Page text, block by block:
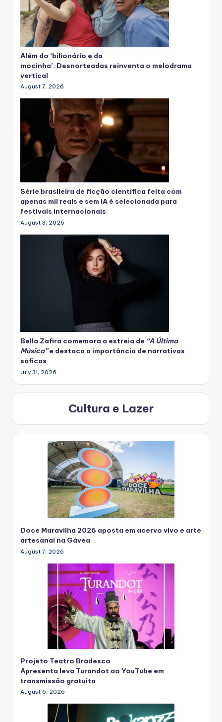
Além do ‘bilionário e da
mocinha’: Desnorteadas reinventa o melodrama
vertical
August 7, 2026
Série brasileira de ficção científica feita com
apenas mil reais e sem IA é selecionada para
festivais internacionais
August 3, 2026
Bella Zafira comemora a estreia de “A Última
Música”e destaca a importância de narrativas
sáficas
July 31, 2026
Cultura e Lazer
Doce Maravilha 2026 aposta em acervo vivo e arte
artesanal na Gávea
August 7, 2026
Projeto Teatro Bradesco
Apresenta leva Turandot ao YouTube em
transmissão gratuita
August 6, 2026